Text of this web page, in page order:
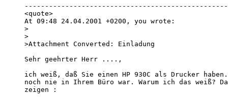
<quote>
At 09:48 24.04.2001 +0200, you wrote:
>
>
>Attachment Converted: Einladung
Sehr geehrter Herr ....,
ich weiß, daß Sie einen HP 930C als Drucker
noch nie in Ihrem Büro war. Warum ich das weiß?
zeigen :